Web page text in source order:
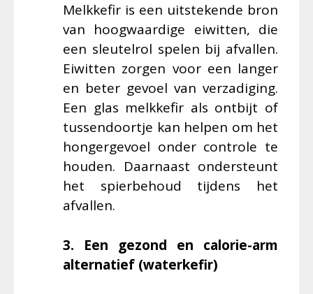
Melkkefir is een uitstekende bron
van hoogwaardige eiwitten, die
een sleutelrol spelen bij afvallen.
Eiwitten zorgen voor een langer
en beter gevoel van verzadiging.
Een glas melkkefir als ontbijt of
tussendoortje kan helpen om het
hongergevoel onder controle te
houden. Daarnaast ondersteunt
het spierbehoud tijdens het
afvallen.
3. Een gezond en calorie-arm
alternatief (waterkefir)